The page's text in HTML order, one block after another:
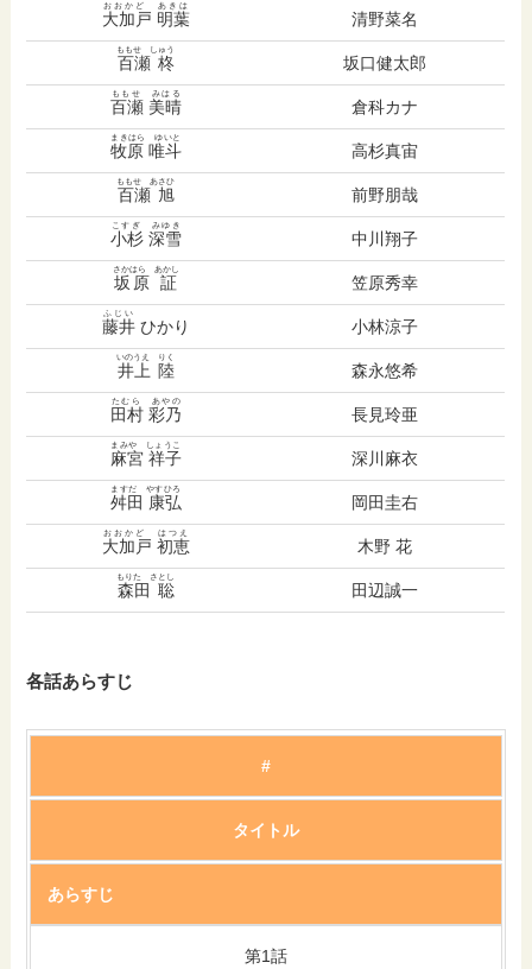
大加戸 明葉
おおかど あきは
清野菜名
百瀬 柊
ももせ しゅう
坂口健太郎
百瀬 美晴
ももせ みはる
倉科カナ
牧原 唯斗
まきはら ゆいと
高杉真宙
百瀬 旭
ももせ あさひ
前野朋哉
小杉 深雪
こすぎ みゆき
中川翔子
坂原 証
さかはら あかし
笠原秀幸
藤井
ふじい
ひかり 小林涼子
井上 陸
いのうえ りく
森永悠希
田村 彩乃
たむら あやの
長見玲亜
麻宮 祥子
まみや しょうこ
深川麻衣
舛田 康弘
ますだ やすひろ
岡田圭右
大加戸 初恵
おおかど はつえ
木野 花
森田 聡
もりた さとし
田辺誠一
各話あらすじ
#
タイトル
あらすじ
第1話